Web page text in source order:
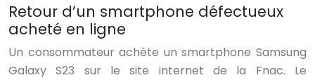
Retour d’un smartphone défectueux
acheté en ligne
Un consommateur achète un smartphone Samsung
Galaxy S23 sur le site internet de la Fnac. Le